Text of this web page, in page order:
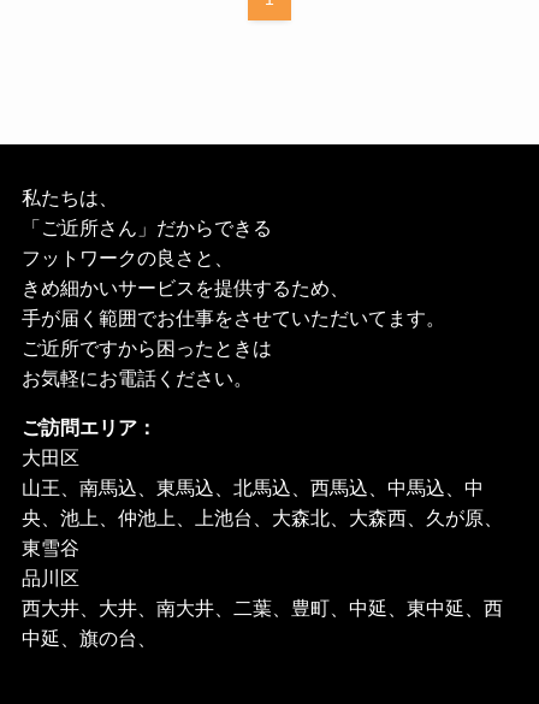
私たちは、
「ご近所さん」だからできる
フットワークの良さと、
きめ細かいサービスを提供するため、
手が届く範囲でお仕事をさせていただいてます。
ご近所ですから困ったときは
お気軽にお電話ください。
ご訪問エリア：
大田区
山王、南馬込、東馬込、北馬込、西馬込、中馬込、中
央、池上、仲池上、上池台、大森北、大森西、久が原、
東雪谷
品川区
西大井、大井、南大井、二葉、豊町、中延、東中延、西
中延、旗の台、